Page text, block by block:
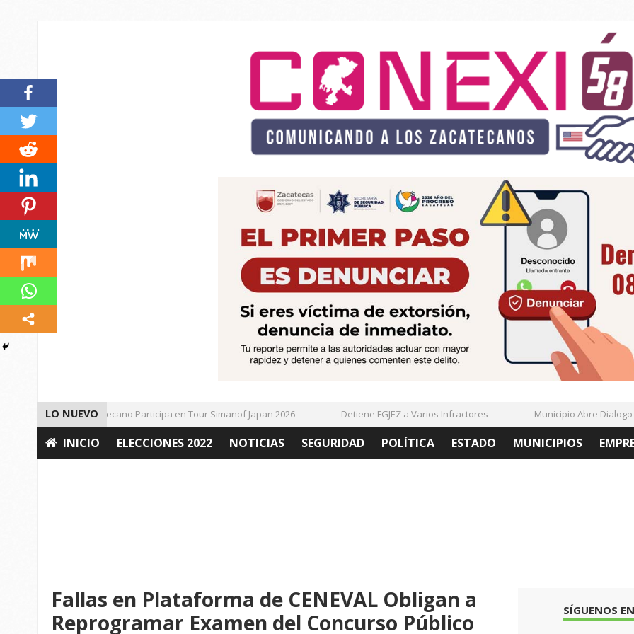
LO NUEVO
Universitario Zacatecano Participa en Tour Simanof Japan 2026 Detiene FGJEZ a Varios Infractores Municipio Abre Dialogo
INICIO ELECCIONES 2022 NOTICIAS SEGURIDAD POLÍTICA ESTADO MUNICIPIOS
Fallas en Plataforma de CENEVAL Obligan a
Reprogramar Examen del Concurso Público
SÍGUENOS